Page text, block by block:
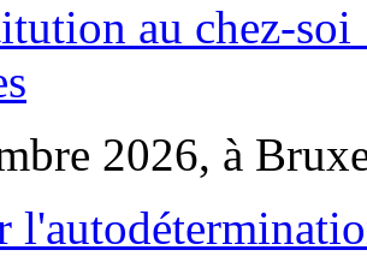
au chez-
2026, à